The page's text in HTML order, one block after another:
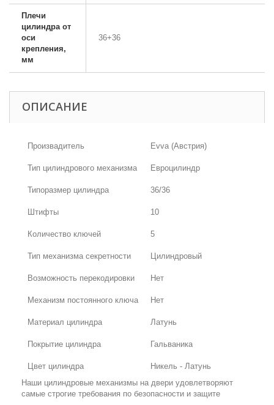
Плечи
цилиндра от
оси
крепления,
мм
36+36
ОПИСАНИЕ
Произвадитель Evva (Австрия)
Тип цилиндрового механизма Евроцилиндр
Типоразмер цилиндра 36/36
Штифты 10
Количество ключей 5
Тип механизма секретности Цилиндровый
Возможность перекодировки Нет
Механизм постоянного ключа Нет
Материал цилиндра Латунь
Покрытие цилиндра Гальваника
Цвет цилиндра
Никель - Латунь
Наши цилиндровые механизмы на двери удовлетворяют
самые строгие требования по безопасности и защите